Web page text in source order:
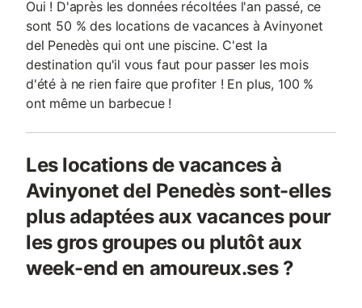
Oui ! D'après les données récoltées l'an passé, ce
sont 50 % des locations de vacances à Avinyonet
del Penedès qui ont une piscine. C'est la
destination qu'il vous faut pour passer les mois
d'été à ne rien faire que profiter ! En plus, 100 %
ont même un barbecue !
Les locations de vacances à
Avinyonet del Penedès sont-elles
plus adaptées aux vacances pour
les gros groupes ou plutôt aux
week-end en amoureux.ses ?